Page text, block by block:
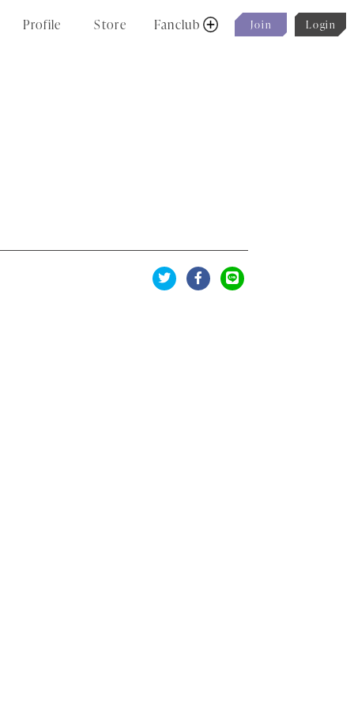
Profile Store Fanclub Join Login